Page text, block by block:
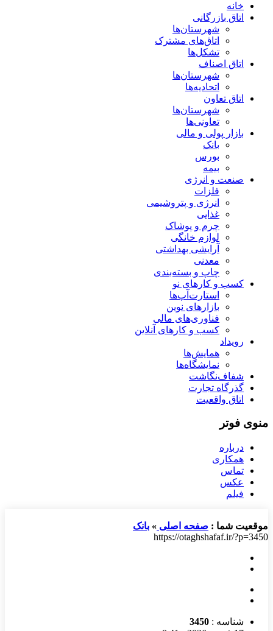
خانه
اتاق بازرگانی
شهرستان‌ها
اتاق‌های مشترک
تشکل‌ها
اتاق اصناف
شهرستان‌ها
اتحادیه‌ها
اتاق تعاون
شهرستان‌ها
تعاونی‌ها
بازار پولی و مالی
بانک
بورس
بیمه
صنعت و انرژی
فلزات
انرژی و پتروشیمی
غذایی
چرم و پوشاک
لوازم خانگی
آرایشی بهداشتی
معدنی
چاپ و بسته‌بندی
کسب و کارهای نو
استارت‌آپ‌ها
بازارهای نوین
فناوری‌های مالی
کسب و کارهای آنلاین
رویداد
همایش‌ها
نمایشگاه‌ها
شفاف‌نگاشت
گذرگاه تجارت
اتاق واقعیت
منوی فوتر
درباره
همکاری
تماس
عکس
فیلم
موقعیت شما : صفحه اصلی » بانک
https://otaghshafaf.ir/?p=3450
شناسه : 3450